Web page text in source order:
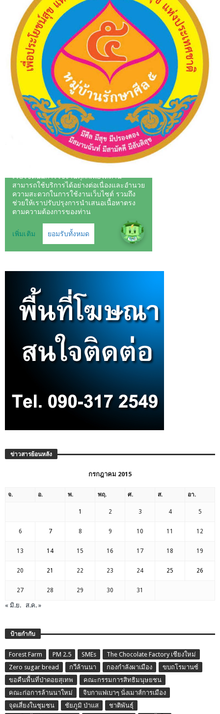
ข่าวสารย้อนหลัง
กรกฎาคม 2015
จ. อ. พ. พฤ. ศ. ส. อา.
1 2 3 4 5
6 7 8 9 10 11 12
13 14 15 16 17 18 19
20 21 22 23 24 25 26
27 28 29 30 31
« มิ.ย. ส.ค. »
ป้ายกำกับ
Forest Farm PM 2.5 SMEs
The Chocolate Factory เชียงใหม่
Zero sugar bread
กวีล้านนา กองกำลังผาเมือง
ขบถโรมานซ์
ขอคืนพื้นที่ป่าดอยสุเทพ
คณะกรรมการสิทธิมนุษยชน
คณะก่อการล้านนาใหม่
จิบกาแฟเบาๆ นั่งเมาส์การเมือง
จุดเสี่ยงในชุมชน
ชัยภูมิ ป่าแส
ชาติพันธุ์